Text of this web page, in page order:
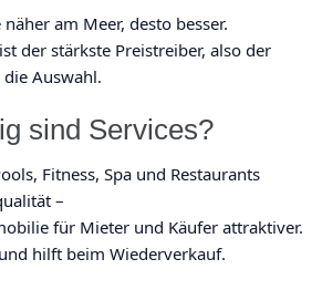
am Meer, desto besser.
der stärkste Preistreiber, also der
Auswahl.
sind Services?
Fitness, Spa und Restaurants
–
für Mieter und Käufer attraktiver.
hilft beim Wiederverkauf.